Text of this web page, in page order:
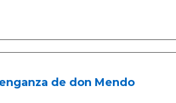
de don Mendo